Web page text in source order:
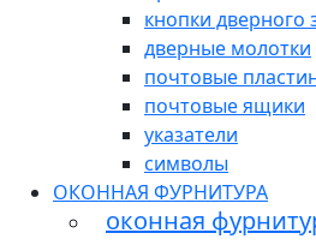
кнопки дверного
дверные молотки
почтовые
почтовые ящики
указатели
символы
ОКОННАЯ ФУРНИТУРА
оконная